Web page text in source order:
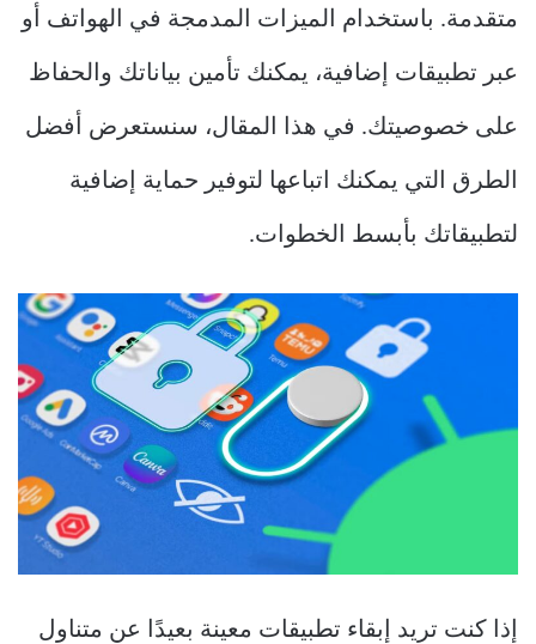
متقدمة. باستخدام الميزات المدمجة في الهواتف أو
عبر تطبيقات إضافية، يمكنك تأمين بياناتك والحفاظ
على خصوصيتك. في هذا المقال، سنستعرض أفضل
الطرق التي يمكنك اتباعها لتوفير حماية إضافية
لتطبيقاتك بأبسط الخطوات.
إذا كنت تريد إبقاء تطبيقات معينة بعيدًا عن متناول